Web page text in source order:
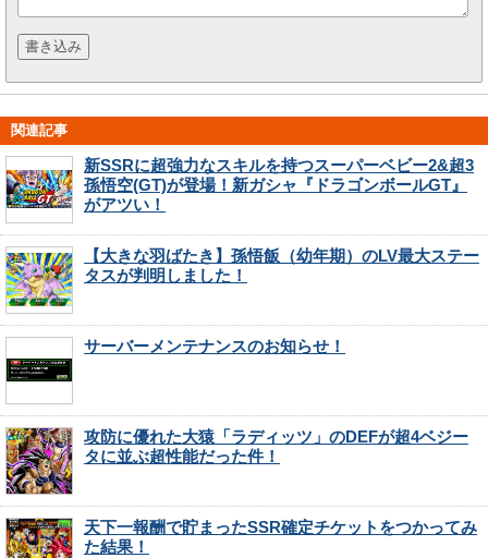
関連記事
新SSRに超強力なスキルを持つスーパーベビー2&超3
孫悟空(GT)が登場！新ガシャ『ドラゴンボールGT』
がアツい！
【大きな羽ばたき】孫悟飯（幼年期）のLV最大ステー
タスが判明しました！
サーバーメンテナンスのお知らせ！
攻防に優れた大猿「ラディッツ」のDEFが超4ベジー
タに並ぶ超性能だった件！
天下一報酬で貯まったSSR確定チケットをつかってみ
た結果！